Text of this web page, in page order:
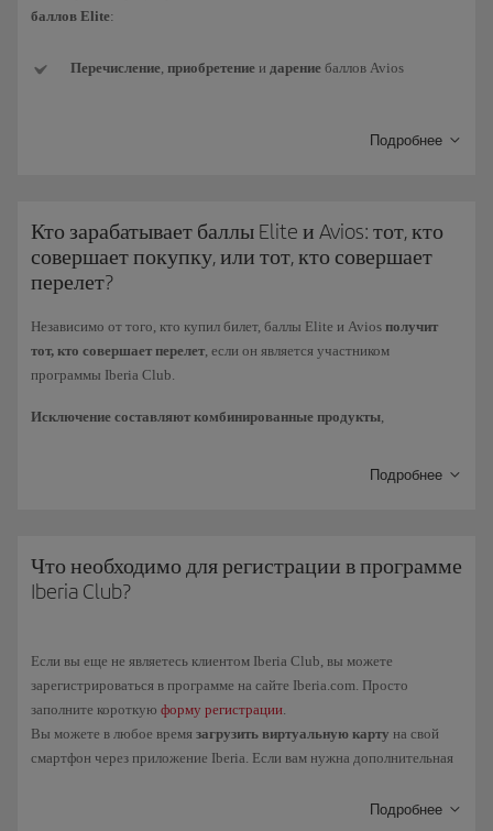
баллов Elite:
Перечисление, приобретение и дарение баллов Avios
оформлении новой кредитной карты).
Получение поощрительных
баллов Avios в рамках программы
Получение баллов Avios в качестве призовв конкурсах или
розыгрышах призов, как за победу, так и за участие.
Получение баллов Avios в качествекомпенсацииза
участвующей в программе, регулируется собственными правилами.
Правила начисления баллов Elite за заработанные баллы Avios
распространяются только на покупки через бренды-партнеры
программы.
Подробнее
Кто зарабатывает баллы Elite и Avios: тот, кто
совершает покупку, или тот, кто совершает
перелет?
Независимо от того, кто купил билет, баллы Elite и Avios получит
тот, кто совершает перелет, если он является участником
программы Iberia Club.
Исключение составляют комбинированные продукты,
(туристические пакеты «перелет + автомобиль» или «перелет +
Баллы Elite и Avios, связанные с перелетом, начисляются каждому
пассажиру индивидуально.
Подробнее
Что необходимо для регистрации в программе
Iberia Club?
Если вы еще не являетесь клиентом Iberia Club, вы можете
зарегистрироваться в программе на сайте Iberia.com. Просто
заполните короткую форму регистрации.
Вы можете в любое время загрузить виртуальную карту на свой
смартфон через приложение Iberia. Если вам нужна дополнительная
Подробнее